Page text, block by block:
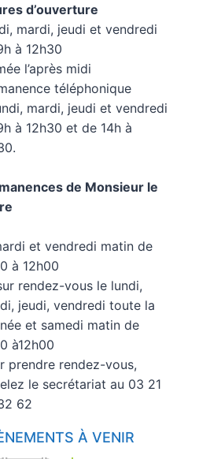
d’ouverture
mardi, jeudi et vendredi
à 12h30
l’après midi
téléphonique
mardi, jeudi et vendredi
à 12h30 et de 14h à
de Monsieur le
et vendredi matin de
à 12h00
rendez-vous le lundi,
jeudi, vendredi toute la
et samedi matin de
à12h00
prendre rendez-vous,
le secrétariat au 03 21
62
À VENIR